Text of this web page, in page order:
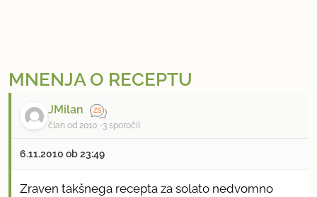
MNENJA O RECEPTU
JMilan
član od 2010 3 sporočil
6.11.2010 ob 23:49
Zraven takšnega recepta za solato nedvomno